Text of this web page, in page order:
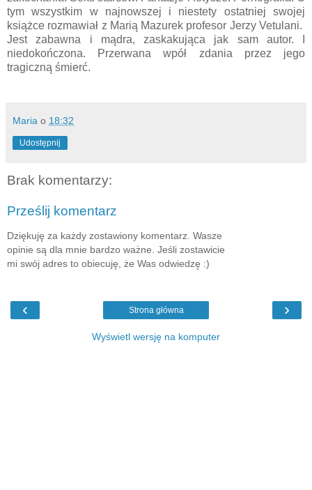
tym wszystkim w najnowszej i niestety ostatniej swojej
książce rozmawiał z Marią Mazurek profesor Jerzy Vetulani.
Jest zabawna i mądra, zaskakująca jak sam autor. I
niedokończona. Przerwana wpół zdania przez jego
tragiczną śmierć.
Maria o 18:32
Udostępnij
Brak komentarzy:
Prześlij komentarz
Dziękuję za każdy zostawiony komentarz. Wasze
opinie są dla mnie bardzo ważne. Jeśli zostawicie
mi swój adres to obiecuję, że Was odwiedzę :)
‹ ›
Strona główna
Wyświetl wersję na komputer